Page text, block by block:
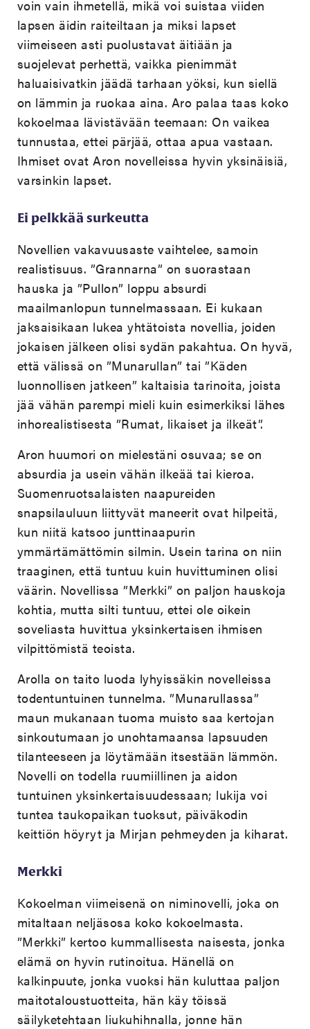
voin vain ihmetellä, mikä voi suistaa viiden
lapsen äidin raiteiltaan ja miksi lapset
viimeiseen asti puolustavat äitiään ja
suojelevat perhettä, vaikka pienimmät
haluaisivatkin jäädä tarhaan yöksi, kun siellä
on lämmin ja ruokaa aina. Aro palaa taas koko
kokoelmaa lävistävään teemaan: On vaikea
tunnustaa, ettei pärjää, ottaa apua vastaan.
Ihmiset ovat Aron novelleissa hyvin yksinäisiä,
varsinkin lapset.
Ei pelkkää surkeutta
Novellien vakavuusaste vaihtelee, samoin
realistisuus. ”Grannarna” on suorastaan
hauska ja ”Pullon” loppu absurdi
maailmanlopun tunnelmassaan. Ei kukaan
jaksaisikaan lukea yhtätoista novellia, joiden
jokaisen jälkeen olisi sydän pakahtua. On hyvä,
että välissä on ”Munarullan” tai ”Käden
luonnollisen jatkeen” kaltaisia tarinoita, joista
jää vähän parempi mieli kuin esimerkiksi lähes
inhorealistisesta ”Rumat, likaiset ja ilkeät”.
Aron huumori on mielestäni osuvaa; se on
absurdia ja usein vähän ilkeää tai kieroa.
Suomenruotsalaisten naapureiden
snapsilauluun liittyvät maneerit ovat hilpeitä,
kun niitä katsoo junttinaapurin
ymmärtämättömin silmin. Usein tarina on niin
traaginen, että tuntuu kuin huvittuminen olisi
väärin. Novellissa ”Merkki” on paljon hauskoja
kohtia, mutta silti tuntuu, ettei ole oikein
soveliasta huvittua yksinkertaisen ihmisen
vilpittömistä teoista.
Arolla on taito luoda lyhyissäkin novelleissa
todentuntuinen tunnelma. ”Munarullassa”
maun mukanaan tuoma muisto saa kertojan
sinkoutumaan jo unohtamaansa lapsuuden
tilanteeseen ja löytämään itsestään lämmön.
Novelli on todella ruumiillinen ja aidon
tuntuinen yksinkertaisuudessaan; lukija voi
tuntea taukopaikan tuoksut, päiväkodin
keittiön höyryt ja Mirjan pehmeyden ja kiharat.
Merkki
Kokoelman viimeisenä on niminovelli, joka on
mitaltaan neljäsosa koko kokoelmasta.
”Merkki” kertoo kummallisesta naisesta, jonka
elämä on hyvin rutinoitua. Hänellä on
kalkinpuute, jonka vuoksi hän kuluttaa paljon
maitotaloustuotteita, hän käy töissä
säilyketehtaan liukuhihnalla, jonne hän